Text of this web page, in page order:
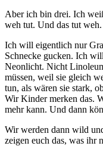
Aber ich bin drei. Ich
weh tut. Und das tut weh.
Ich will eigentlich nur
Schnecke gucken. Ich
Neonlicht. Nicht
müssen, weil sie gleich
tun, als wären sie stark,
Wir Kinder merken das.
mehr kann. Und dann
Wir werden dann wild
zeigen euch das, was ihr